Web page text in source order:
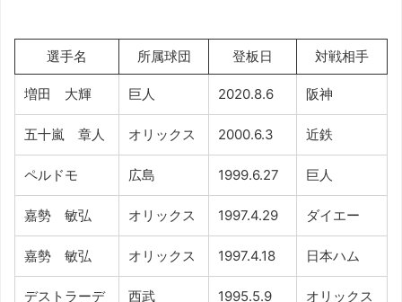
選手名 所属球団 登板日 対戦相手
増田 大輝 巨人 2020.8.6 阪神
五十嵐 章人 オリックス 2000.6.3 近鉄
ペルドモ 広島 1999.6.27 巨人
嘉勢 敏弘 オリックス 1997.4.29 ダイエー
嘉勢 敏弘 オリックス 1997.4.18 日本ハム
デストラーデ 西武 1995.5.9 オリックス